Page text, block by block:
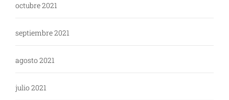
octubre 2021
septiembre 2021
agosto 2021
julio 2021